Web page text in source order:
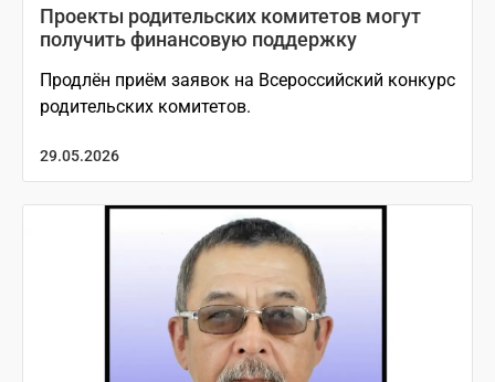
Проекты родительских комитетов могут
получить финансовую поддержку
Продлён приём заявок на Всероссийский конкурс
родительских комитетов.
29.05.2026